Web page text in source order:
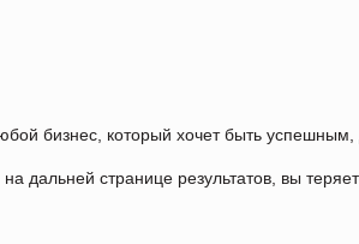
бизнес, который хочет быть
дальней странице результатов, вы